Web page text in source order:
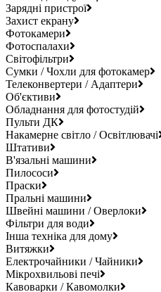
Зарядні пристрої
Захист екрану
Фотокамери
Фотоспалахи
Світофільтри
Сумки / Чохли для фотокамер
Телеконвертери / Адаптери
Об'єктиви
Обладнання для фотостудій
Пульти ДК
Накамерне світло / Освітлювачі
Штативи
В'язальні машини
Пилососи
Праски
Пральні машини
Швейні машини / Оверлоки
Фільтри для води
Інша техніка для дому
Витяжки
Електрочайники / Чайники
Мікрохвильові печі
Кавоварки / Кавомолки